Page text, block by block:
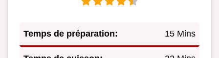
Temps de préparation: 15 Mins